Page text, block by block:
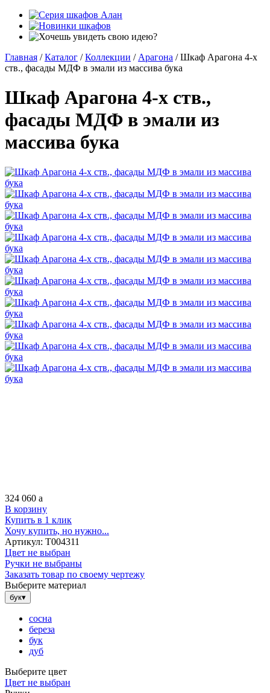
Главная / Каталог / Коллекции / Арагона / Шкаф Арагона 4-х
ств., фасады МДФ в эмали из массива бука
Шкаф Арагона 4-х ств.,
фасады МДФ в эмали из
массива бука
324 060 a
В корзину
Купить в 1 клик
Хочу купить, но нужно...
Артикул: Т004311
Цвет не выбран
Ручки не выбраны
Заказать товар по своему чертежу
Выберите материал
бук▾
сосна
береза
бук
дуб
Выберите цвет
Цвет не выбран